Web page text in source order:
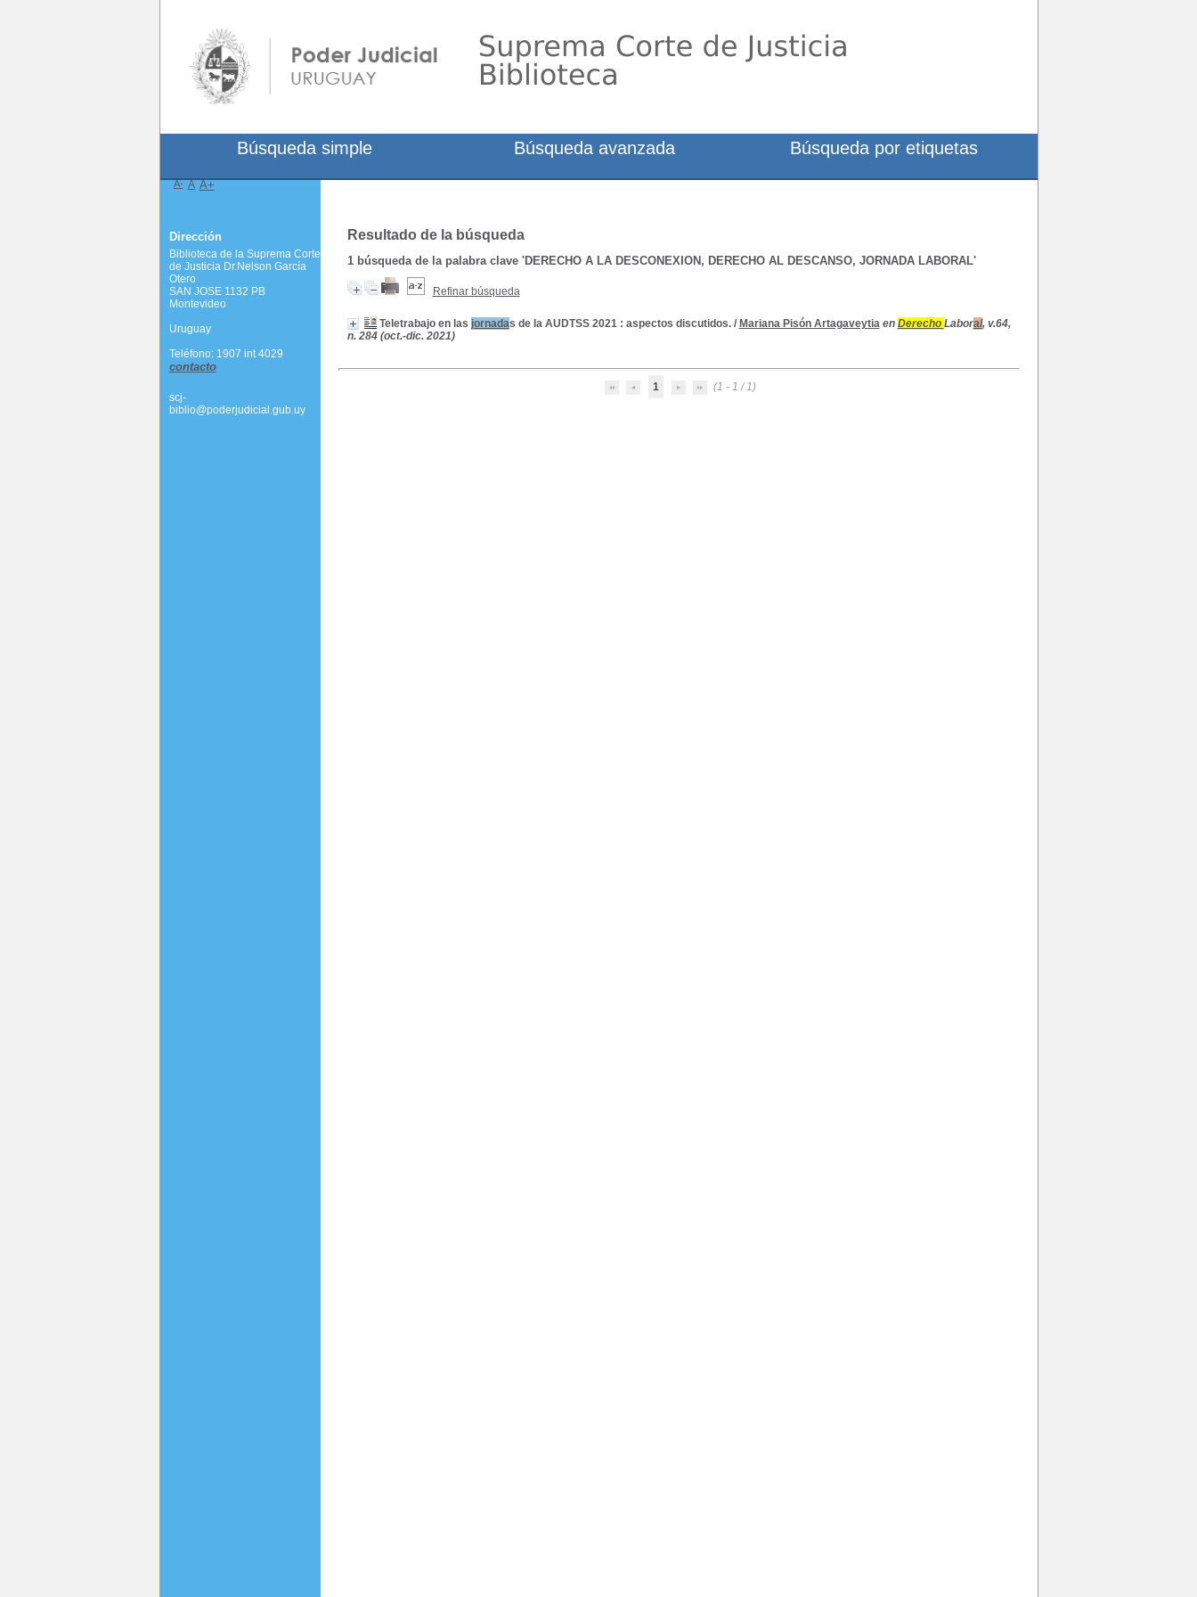
Resultado de la búsqueda
1búsqueda de la palabra clave 'DERECHO A LA DESCONEXION, DERECHO AL DESCANSO, JORNADA LABORAL'
Refinar búsqueda
Teletrabajo en las jornadas de la AUDTSS 2021 : aspectos discutidos./ Mariana Pisón Artagaveytia en Derecho Laboral, v.64,
n. 284 (oct.-dic. 2021)
1 (1 - 1 / 1)
Búsqueda simple Búsqueda avanzada Búsqueda por etiquetas
A- A A+
Dirección
Biblioteca de la Suprema Corte
de Justicia Dr.Nelson García
Otero
SAN JOSE 1132 PB
Montevideo
Uruguay
Teléfono: 1907 int 4029
contacto
scj-
biblio@poderjudicial.gub.uy